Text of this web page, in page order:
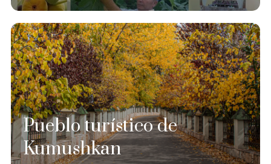
Pueblo turístico de
Kumushkan